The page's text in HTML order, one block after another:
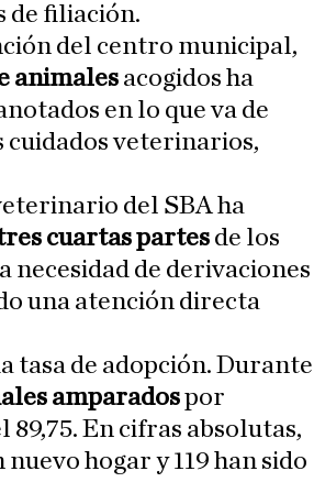
de filiación.
del centro municipal,
animales acogidos ha
en lo que va de
veterinarios,
del SBA ha
cuartas partes de los
necesidad de derivaciones
una atención directa
tasa de adopción. Durante
amparadospor
89,75. En cifras absolutas,
hogar y 119 han sido